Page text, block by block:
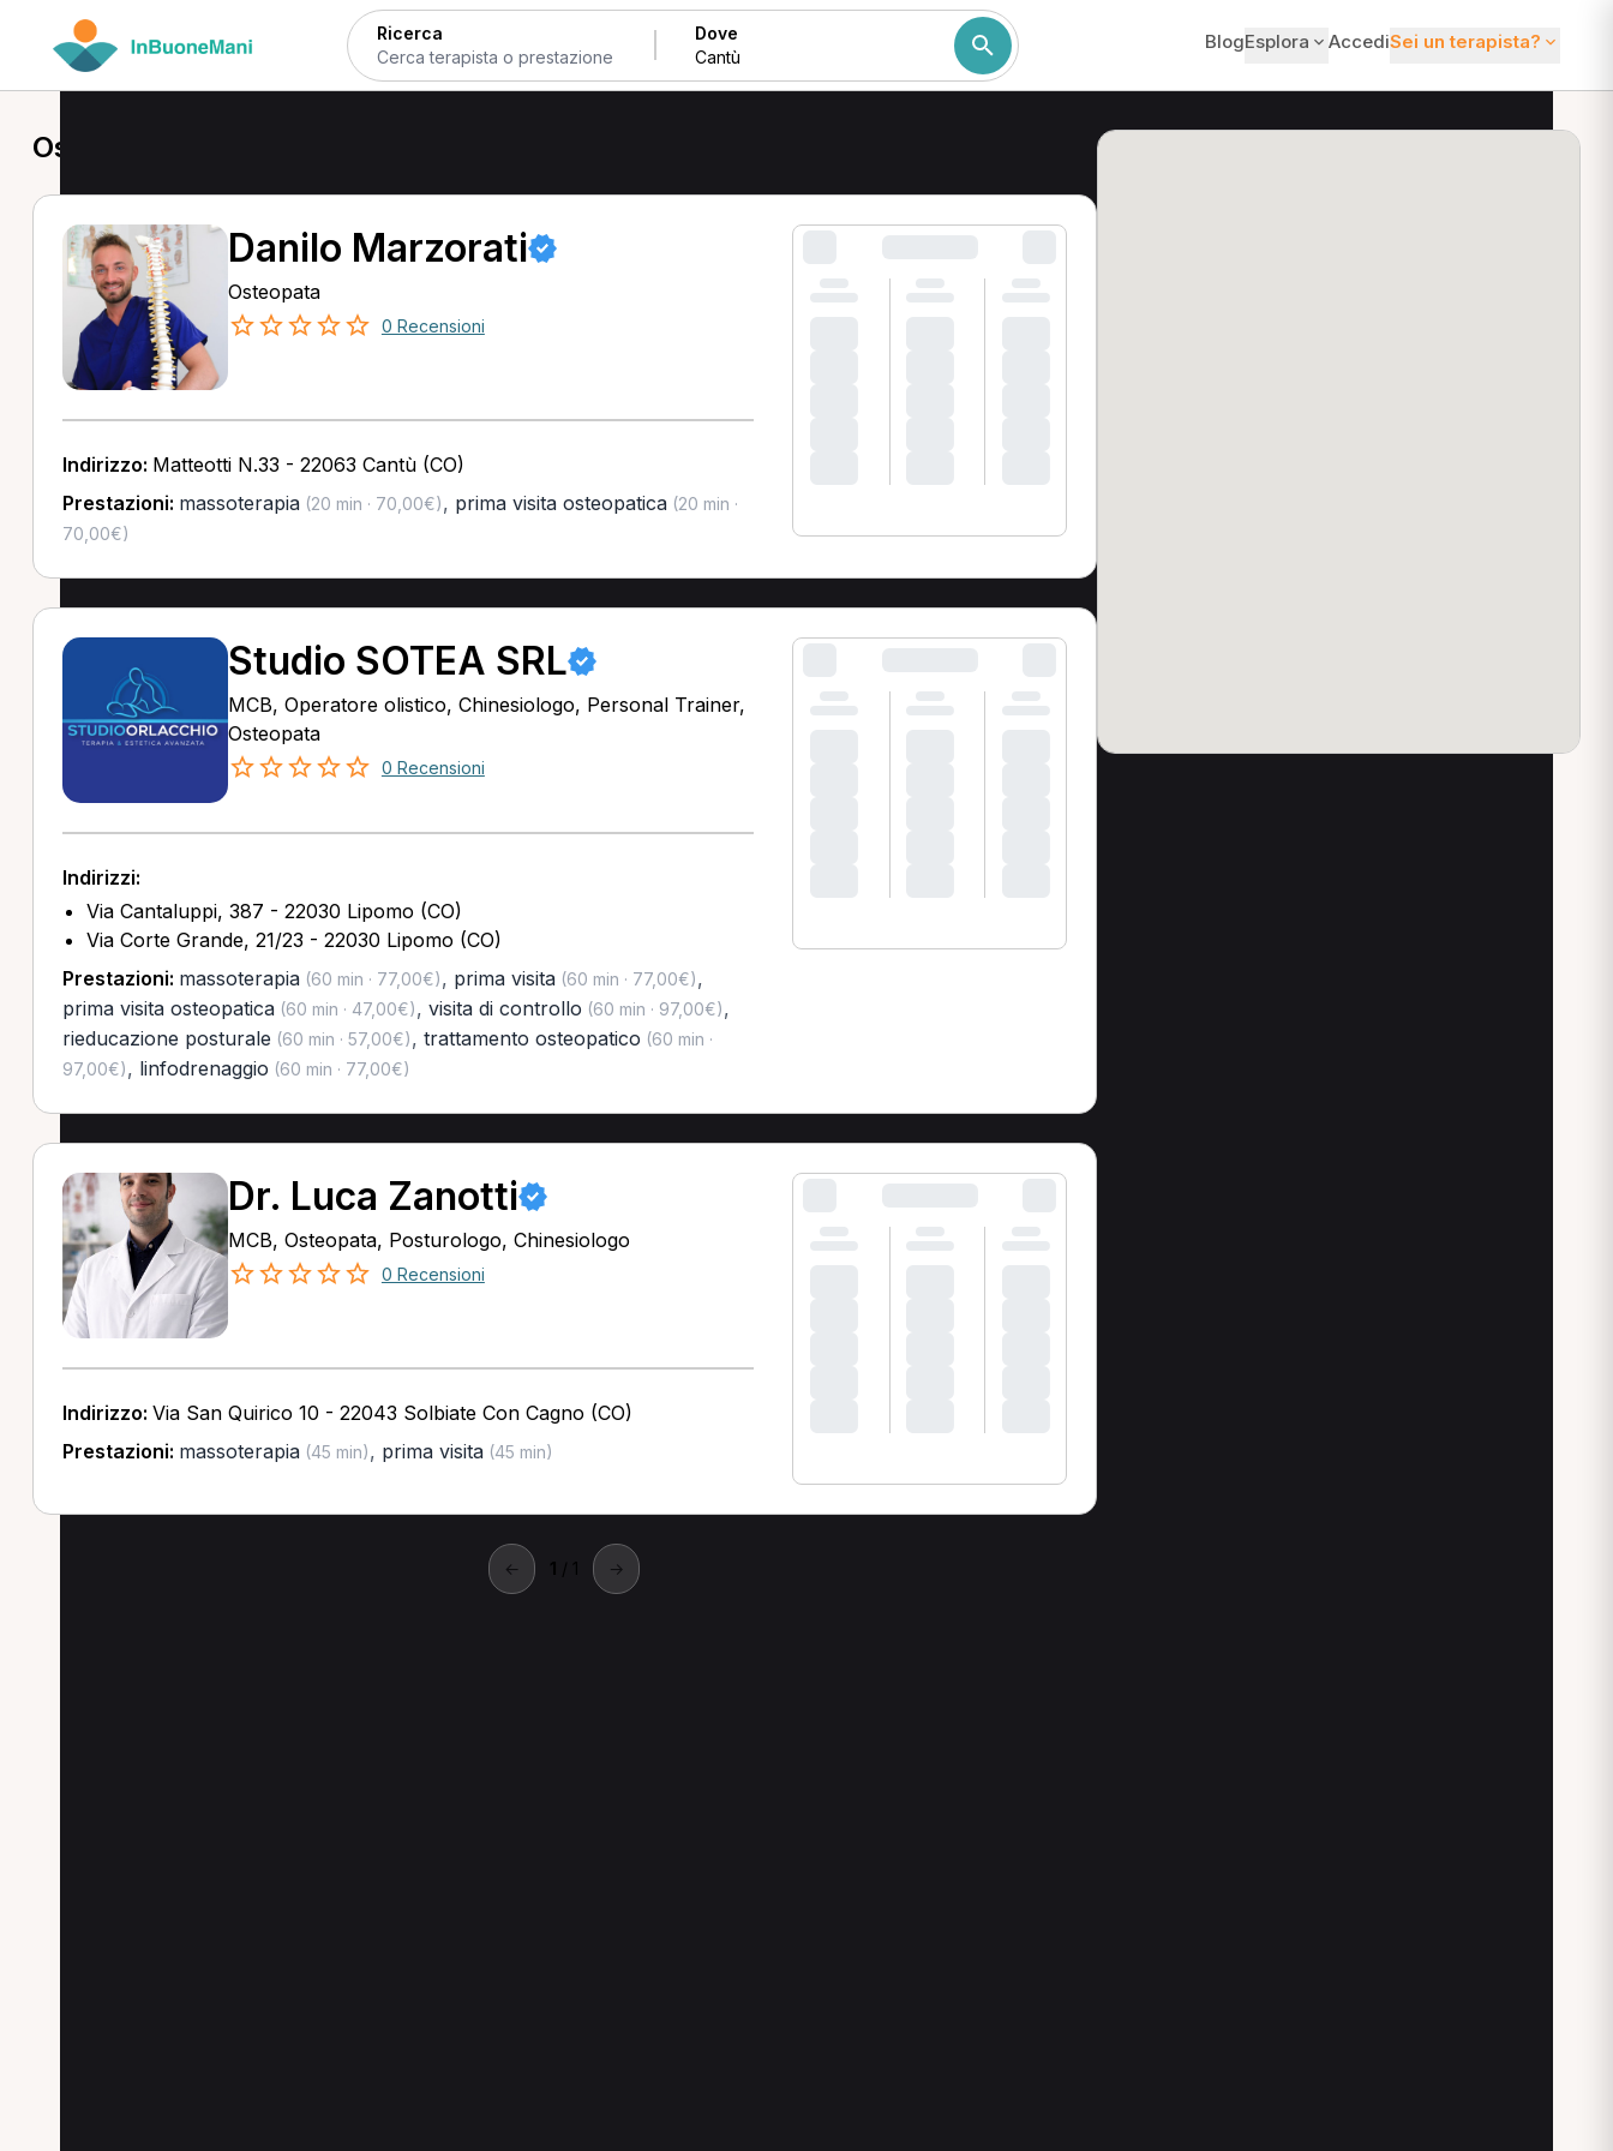
Ricerca Dove BlogEsplora AccediSei un terapista?
Osteopata a Cantù
Danilo Marzorati
Osteopata
0 Recensioni
Indirizzo: Matteotti N.33 - 22063 Cantù (CO)
Prestazioni: massoterapia(20 min · 70,00€), prima visita osteopatica(20 min ·
70,00€)
Studio SOTEA SRL
MCB, Operatore olistico, Chinesiologo, Personal Trainer,
Osteopata
0 Recensioni
Indirizzi:
Via Cantaluppi, 387 - 22030 Lipomo (CO)
Via Corte Grande, 21/23 - 22030 Lipomo (CO)
Prestazioni: massoterapia(60 min · 77,00€), prima visita(60 min · 77,00€),
prima visita osteopatica(60 min · 47,00€), visita di controllo (60 min · 97,00€),
rieducazione posturale (60 min · 57,00€), trattamento osteopatico (60 min ·
97,00€), linfodrenaggio (60 min · 77,00€)
Dr. Luca Zanotti
MCB, Osteopata, Posturologo, Chinesiologo
0 Recensioni
Indirizzo: Via San Quirico 10 - 22043 Solbiate Con Cagno (CO)
Prestazioni: massoterapia(45 min), prima visita(45 min)
← 1 / 1 →